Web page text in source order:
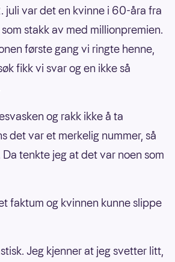
juli var det en kvinne i 60-åra fra
stakk av med millionpremien.
første gang vi ringte henne,
fikk vi svar og en ikke så
og rakk ikke å ta
det var et merkelig nummer, så
tenkte jeg at det var noen som
faktum og kvinnen kunne slippe
Jeg kjenner at jeg svetter litt,